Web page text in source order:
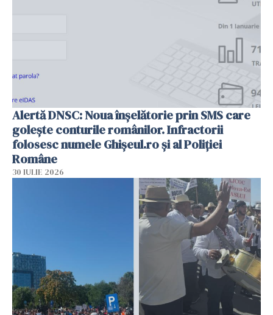
Alertă DNSC: Noua înșelătorie prin SMS care
golește conturile românilor. Infractorii
folosesc numele Ghișeul.ro și al Poliției
Române
30 IULIE 2026